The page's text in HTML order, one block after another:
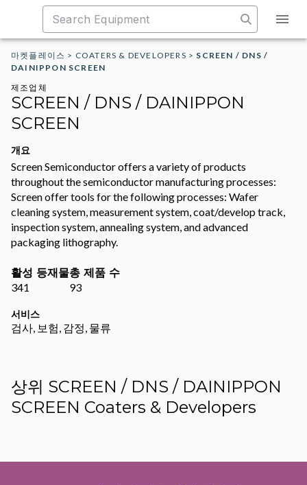
마켓플레이스 > COATERS & DEVELOPERS > SCREEN / DNS /
DAINIPPON SCREEN
제조업체
SCREEN / DNS / DAINIPPON
SCREEN
개요
Screen Semiconductor offers a variety of products
throughout the semiconductor manufacturing processes:
Screen offer tools for the following processes: Wafer
cleaning system, measurement system, coat/develop track,
inspection system, annealing system, and advanced
packaging lithography.
활성 등재물
341
총 제품 수
93
서비스
검사, 보험, 감정, 물류
상위 SCREEN / DNS / DAINIPPON
SCREEN Coaters & Developers